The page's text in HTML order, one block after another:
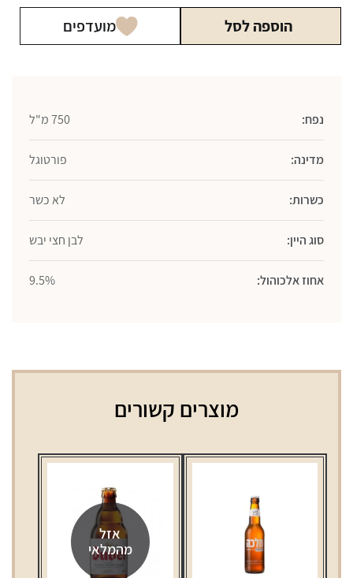
הוספה לסל מועדפים
נפח: 750 מ"ל
מדינה: פורטוגל
כשרות: לא כשר
סוג היין: לבן חצי יבש
אחוז אלכוהול: 9.5%
מוצרים קשורים
אזל
מהמלאי